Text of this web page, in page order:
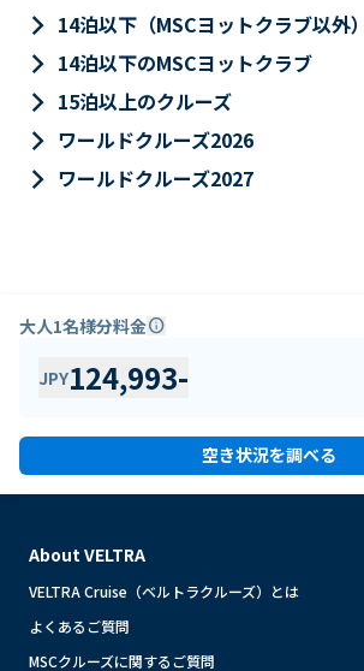
keyboard_arrow_right 14泊以下（MSCヨットクラブ以外）
keyboard_arrow_right 14泊以下のMSCヨットクラブ
keyboard_arrow_right 15泊以上のクルーズ
keyboard_arrow_right ワールドクルーズ2026
keyboard_arrow_right ワールドクルーズ2027
大人1名様分料金info
JPY124,993-
空き状況を調べる
About VELTRA
VELTRA Cruise（ベルトラクルーズ）とは
よくあるご質問
MSCクルーズに関するご質問